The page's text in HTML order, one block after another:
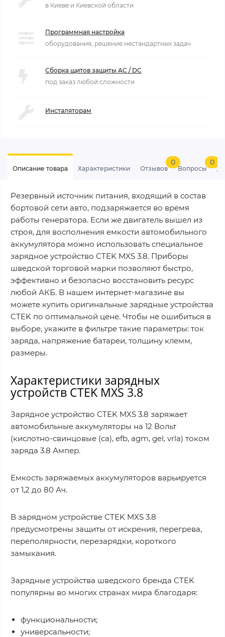
в Киеве и Киевской области
Программная настройка
оборудования, решение нестандартных задач
Сборка щитов защиты AC / DC
под заказ любой сложности
Инсталяторам
Описание товара Характеристики Отзывов
0
Вопросы
0
Резервный источник питания, входящий в состав
бортовой сети авто, подзаряжается во время
работы генератора. Если же двигатель вышел из
строя, для восполнения емкости автомобильного
аккумулятора можно использовать специальное
зарядное устройство CTEK MXS 3.8. Приборы
шведской торговой марки позволяют быстро,
эффективно и безопасно восстановить ресурс
любой АКБ. В нашем интернет-магазине вы
можете купить оригинальные зарядные устройства
CTEK по оптимальной цене. Чтобы не ошибиться в
выборе, укажите в фильтре такие параметры: ток
заряда, напряжение батареи, толщину клемм,
размеры.
Характеристики зарядных
устройств CTEK MXS 3.8
Зарядное устройство CTEK MXS 3.8 заряжает
автомобильные аккумуляторы на 12 Вольт
(кислотно-свинцовые (ca), efb, agm, gel, vrla) током
заряда 3.8 Ампер.
Емкость заряжаемых аккумуляторов варьируется
от 1,2 до 80 Ач.
В зарядном устройстве CTEK MXS 3.8
предусмотрены защиты от искрения, перегрева,
переполярности, перезарядки, короткого
замыкания.
Зарядные устройства шведского бренда CTEK
популярны во многих странах мира благодаря:
функциональности;
универсальности;